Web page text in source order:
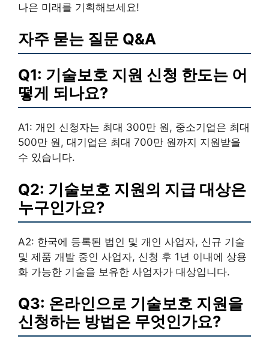
나은 미래를 기획해보세요!
자주 묻는 질문 Q&A
Q1: 기술보호 지원 신청 한도는 어
떻게 되나요?
A1: 개인 신청자는 최대 300만 원, 중소기업은 최대
500만 원, 대기업은 최대 700만 원까지 지원받을
수 있습니다.
Q2: 기술보호 지원의 지급 대상은
누구인가요?
A2: 한국에 등록된 법인 및 개인 사업자, 신규 기술
및 제품 개발 중인 사업자, 신청 후 1년 이내에 상용
화 가능한 기술을 보유한 사업자가 대상입니다.
Q3: 온라인으로 기술보호 지원을
신청하는 방법은 무엇인가요?